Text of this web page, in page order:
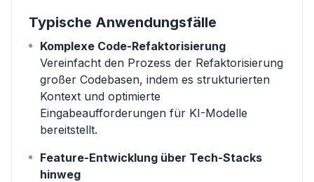
Typische Anwendungsfälle
Komplexe Code-Refaktorisierung
Vereinfacht den Prozess der Refaktorisierung
großer Codebasen, indem es strukturierten
Kontext und optimierte
Eingabeaufforderungen für KI-Modelle
bereitstellt.
Feature-Entwicklung über Tech-Stacks
hinweg